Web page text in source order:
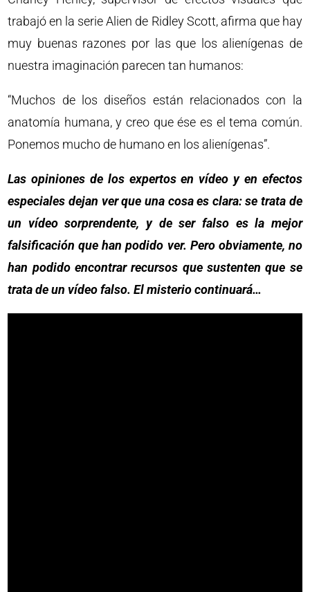
trabajó en la serie Alien de Ridley Scott, afirma que hay
muy buenas razones por las que los alienígenas de
nuestra imaginación parecen tan humanos:
“Muchos de los diseños están relacionados con la
anatomía humana, y creo que ése es el tema común.
Ponemos mucho de humano en los alienígenas”.
Las opiniones de los expertos en vídeo y en efectos
especiales dejan ver que una cosa es clara: se trata de
un vídeo sorprendente, y de ser falso es la mejor
falsificación que han podido ver. Pero obviamente, no
han podido encontrar recursos que sustenten que se
trata de un vídeo falso. El misterio continuará…